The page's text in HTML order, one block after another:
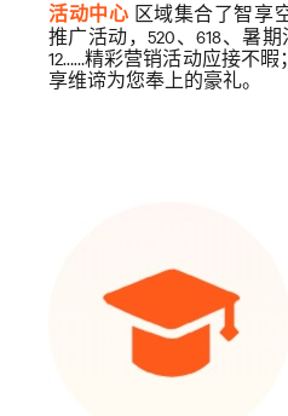
活动中心 区域集合了智享
推广活动，520、618、暑
12……精彩营销活动应接不暇
享维谛为您奉上的豪礼。